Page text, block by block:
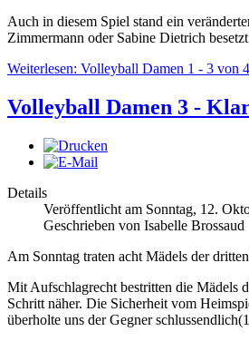
Auch in diesem Spiel stand ein
Zimmermann oder Sabine Dietrich
Weiterlesen: Volleyball Damen 1 - 3 von
Volleyball Damen 3 -
Details
Veröffentlicht am Sonntag, 12.
Geschrieben von Isabelle Brossaud
Am Sonntag traten acht Mädels der
Mit Aufschlagrecht bestritten die Mädels
Schritt näher. Die Sicherheit vom
überholte uns der Gegner